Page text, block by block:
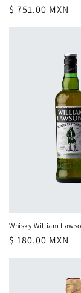
Precio
$ 751.00 MXN
Whisky William
Precio
habitual
$ 180.00 MXN